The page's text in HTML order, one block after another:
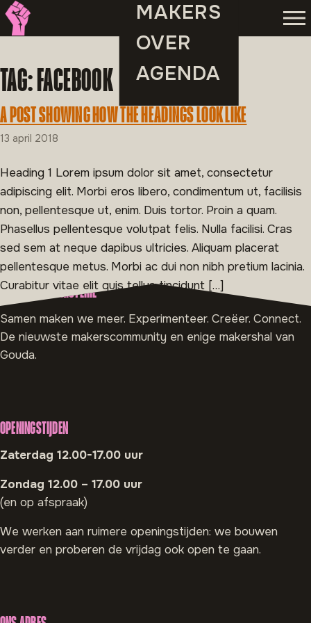
MAKERS
OVER
AGENDA
TAG:FACEBOOK
A POST SHOWING HOW THE HEADINGS LOOK LIKE
13 april 2018
Heading 1 Lorem ipsum dolor sit amet, consectetur
adipiscing elit. Morbi eros libero, condimentum ut, facilisis
non, pellentesque ut, enim. Duis tortor. Proin a quam.
Phasellus pellentesque volutpat felis. Nulla facilisi. Cras
sed sem at neque dapibus ultricies. Aliquam placerat
pellentesque metus. Morbi ac dui non nibh pretium lacinia.
Curabitur vitae elit quis tellus tincidunt […]
OVER MAAK MINISTERIE
Samen maken we meer. Experimenteer. Creëer. Connect.
De nieuwste makerscommunity en enige makershal van
Gouda.
OPENINGSTIJDEN
Zaterdag 12.00-17.00 uur
Zondag 12.00 – 17.00 uur
(en op afspraak)
We werken aan ruimere openingstijden: we bouwen
verder en proberen de vrijdag ook open te gaan.